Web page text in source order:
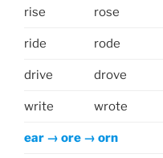
rise rose
ride rode
drive drove
write wrote
ear → ore → orn